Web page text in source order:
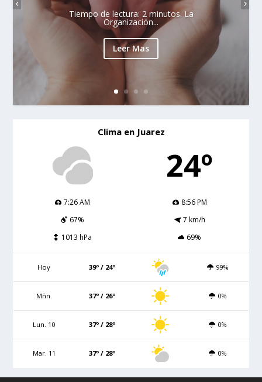
Tiempo de lectura: 2 minutos. La
Organización...
Leer Mas
Clima en Juarez
24º
7:26 AM
8:56 PM
67%
7 km/h
1013 hPa
69%
Hoy 39º / 24º 99%
Mñn. 37º / 26º 0%
Lun. 10 37º / 28º 0%
Mar. 11 37º / 28º 0%